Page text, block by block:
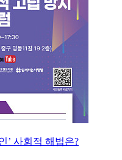
’ 사회적 해법은?